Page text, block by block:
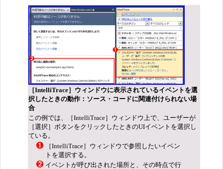
［IntelliTrace］ウィンドウに表示されているイベントを選
択したときの動作：ソース・コードに関連付けられない場
合
この例では、［IntelliTrace］ウィンドウ上で、ユーザーが
［選択］ボタンをクリックしたときのUIイベントを選択し
ている。
［IntelliTrace］ウィンドウで参照したいイベン
トを選択する。
イベントが呼び出された場所と、その時点で行